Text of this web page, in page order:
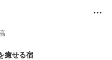
意義な時間を過ごすことが出来ま
癒せる宿